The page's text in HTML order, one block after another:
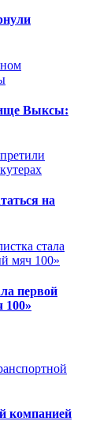
Выксы:
на
первой
100»
компанией